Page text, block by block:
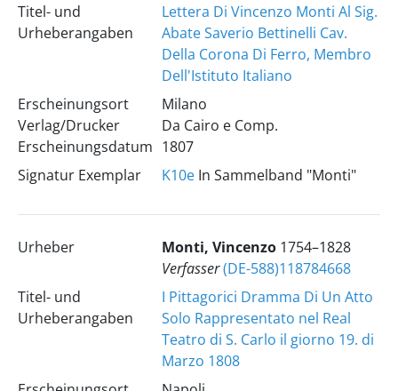
Titel- und
Urheberangaben
Lettera Di Vincenzo Monti Al Sig.
Abate Saverio Bettinelli Cav.
Della Corona Di Ferro, Membro
Dell'Istituto Italiano
Erscheinungsort
Verlag/Drucker
Erscheinungsdatum
Milano
Da Cairo e Comp.
1807
Signatur Exemplar
K10eIn Sammelband "Monti"
Urheber Monti, Vincenzo 1754–1828
Verfasser(DE-588)118784668
Titel- und
Urheberangaben
I Pittagorici Dramma Di Un Atto
Solo Rappresentato nel Real
Teatro di S. Carlo il giorno 19. di
Marzo 1808